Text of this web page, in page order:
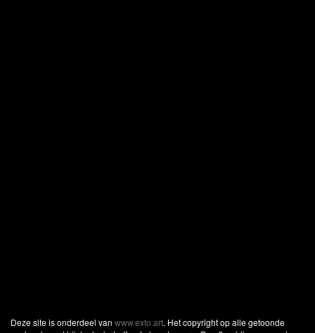
Deze site is onderdeel van www.exto.art. Het copyright op alle getoonde